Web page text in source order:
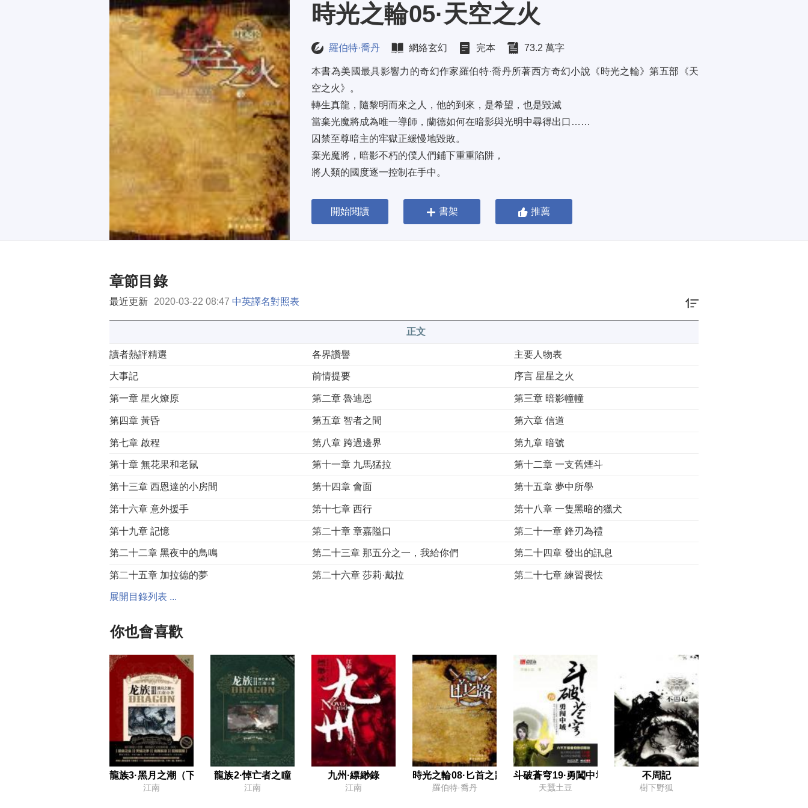
時光之輪05·天空之火
羅伯特·喬丹 網絡玄幻 完本 73.2 萬字
本書為美國最具影響力的奇幻作家羅伯特·喬丹所著西方奇幻小說《時光之輪》第五部《天
空之火》。
轉生真龍，隨黎明而來之人，他的到來，是希望，也是毀滅
當棄光魔將成為唯一導師，蘭德如何在暗影與光明中尋得出口……
囚禁至尊暗主的牢獄正緩慢地毀敗。
棄光魔將，暗影不朽的僕人們鋪下重重陷阱，
將人類的國度逐一控制在手中。
蘭德．亞瑟，預言中的轉生真龍，
他知道自己必須打擊敵人，但他的力量因背叛和野心而被分裂。
光明古老的守護者兩儀師也在白塔的內戰中分崩離析……
開始閱讀 書架 推薦
章節目錄
最近更新 2020-03-22 08:47 中英譯名對照表
正文
讀者熱評精選 各界讚譽 主要人物表
大事記 前情提要 序言 星星之火
第一章 星火燎原 第二章 魯迪恩 第三章 暗影幢幢
第四章 黃昏 第五章 智者之間 第六章 信道
第七章 啟程 第八章 跨過邊界 第九章 暗號
第十章 無花果和老鼠 第十一章 九馬猛拉 第十二章 一支舊煙斗
第十三章 西恩達的小房間 第十四章 會面 第十五章 夢中所學
第十六章 意外援手 第十七章 西行 第十八章 一隻黑暗的獵犬
第十九章 記憶 第二十章 章嘉隘口 第二十一章 鋒刃為禮
第二十二章 黑夜中的鳥鳴 第二十三章 那五分之一，我給你們 第二十四章 發出的訊息
第二十五章 加拉德的夢 第二十六章 莎莉·戴拉 第二十七章 練習畏怯
第二十八章 落入圈套
第三十四章 一支銀箭
第三十七章 在薩馬拉的表演 第三十八章 老相識 第三十九章 在薩馬拉的遭遇
第四十章 時光之輪的編織 第四十一章 陶維爾的手藝 第四十二章 箭之前
第四十三章 此地，此日 第四十四章 次要的悲傷 第四十五章 風暴之後
第四十六章 其他的戰爭，其他的武器 第四十七章 一艘船的代價 第四十八章 告別
第四十九章 前往博安達 第五十章 教導，學習 第五十一章 到達凱瑞安的訊息
第五十二章 選擇 第五十三章 消失的字跡 第五十四章 前往凱姆林
展開目錄列表 ...
你也會喜歡
龍族3·黑月之潮（下）
江南
龍族2·悼亡者之瞳
江南
九州·縹緲錄
江南
時光之輪08·匕首之路
羅伯特·喬丹
斗破蒼穹19·勇闖中域
天蠶土豆
不周記
樹下野狐